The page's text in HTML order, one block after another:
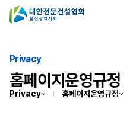
Privacy
홈페이지운영규정
Privacy 홈페이지운영규정